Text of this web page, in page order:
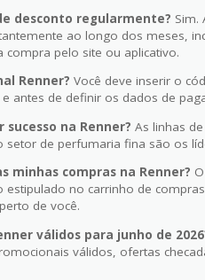
desconto regularmente? Sim.
ao longo dos meses,
compra pelo site ou aplicativo.
Renner? Você deve inserir o
antes de definir os dados de
na Renner? As linhas
setor de perfumaria fina são os
minhas compras na Renner?
no carrinho de
de você.
válidos para junho de
válidos, ofertas